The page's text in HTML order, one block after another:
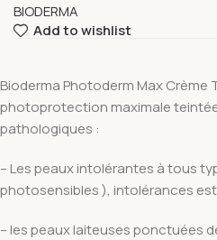
BIODERMA
Add to wishlist
Bioderma Photoderm Max Crème
photoprotection maximale
pathologiques :
– Les peaux intolérantes à tous
photosensibles ), intolérances
– les peaux laiteuses ponctuées